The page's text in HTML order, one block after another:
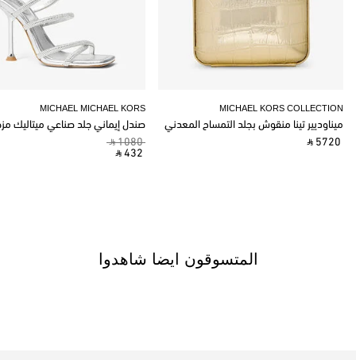
MICHAEL MICHAEL KORS
صندل إيماني جلد صناعي ميتاليك
‎ ⃁ 1080 ‎
‎ ⃁ 432 ‎
MICHAEL KORS COLLECTION
ميناوديير تينا منقوش بجلد التمساح المعدني
‎ ⃁ 5720 ‎
المتسوقون ايضا شاهدوا